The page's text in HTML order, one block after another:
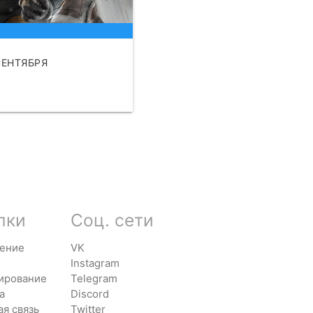
связь
Соц. сети
VK
Instagram
Telegram
Discord
Twitter